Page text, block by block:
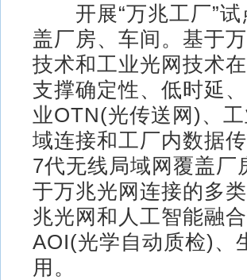
开展“万兆工厂”试
盖厂房、车间。基于
技术和工业光网技术
支撑确定性、低时延
业OTN(光传送网)、
域连接和工厂内数据
7代无线局域网覆盖厂
于万兆光网连接的多
兆光网和人工智能融
AOI(光学自动质检)、
用。